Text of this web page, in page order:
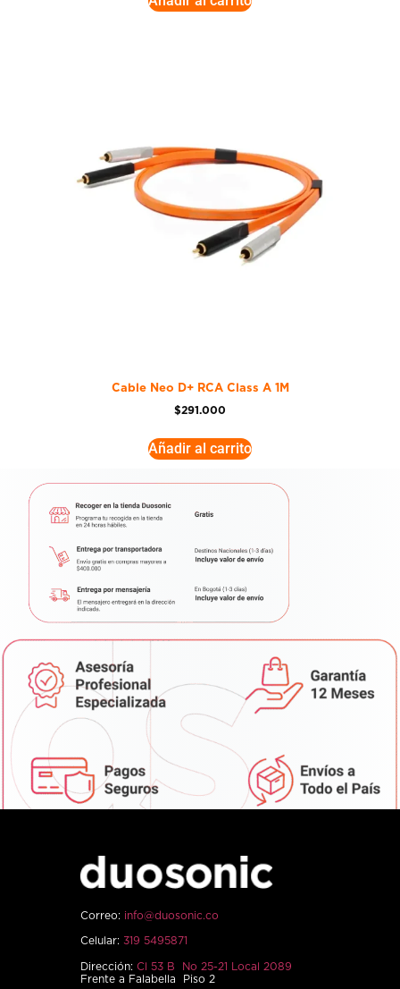
Cable Neo D+ RCA Class A 1M
$291.000
Añadir al carrito
Correo: info@duosonic.co
Celular: 319 5495871
Dirección: Cl 53 B No 25-21 Local 2089
Frente a Falabella Piso 2